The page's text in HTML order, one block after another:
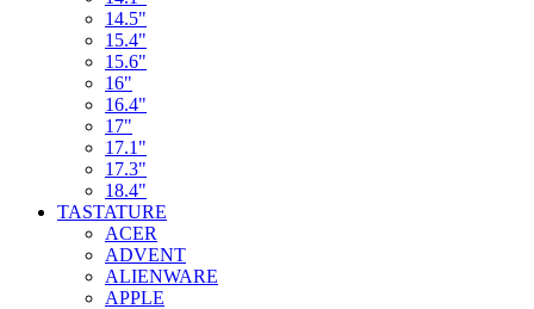
14.5"
15.4"
15.6"
16"
16.4"
17"
17.1"
17.3"
18.4"
TASTATURE
ACER
ADVENT
ALIENWARE
APPLE